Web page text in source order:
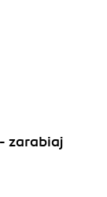
zarabiaj